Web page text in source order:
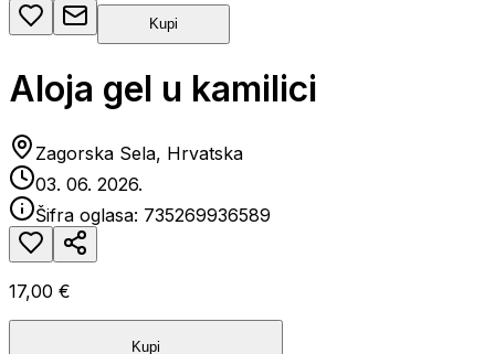
Kupi
Aloja gel u kamilici
Zagorska Sela, Hrvatska
03. 06. 2026.
Šifra oglasa: 735269936589
17,00 €
Kupi